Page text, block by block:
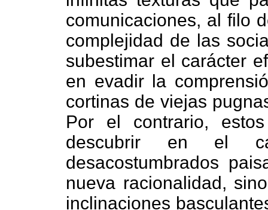
comunicaciones, al filo
complejidad de las
subestimar el carácter
en evadir la
cortinas de viejas
Por el contrario,
descubrir en el
desacostumbrados
nueva racionalidad,
inclinaciones